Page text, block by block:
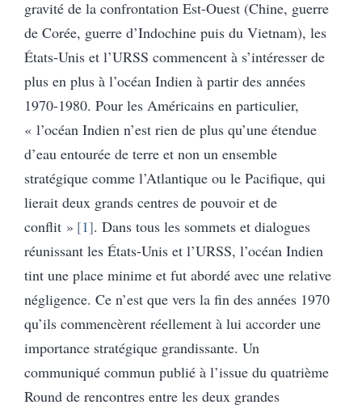
gravité de la confrontation Est-Ouest (Chine, guerre
de Corée, guerre d’Indochine puis du Vietnam), les
États-Unis et l’URSS commencent à s’intéresser de
plus en plus à l’océan Indien à partir des années
1970-1980. Pour les Américains en particulier,
« l’océan Indien n’est rien de plus qu’une étendue
d’eau entourée de terre et non un ensemble
stratégique comme l’Atlantique ou le Pacifique, qui
lierait deux grands centres de pouvoir et de
conflit » 1 . Dans tous les sommets et dialogues
réunissant les États-Unis et l’URSS, l’océan Indien
tint une place minime et fut abordé avec une relative
négligence. Ce n’est que vers la fin des années 1970
qu’ils commencèrent réellement à lui accorder une
importance stratégique grandissante. Un
communiqué commun publié à l’issue du quatrième
Round de rencontres entre les deux grandes